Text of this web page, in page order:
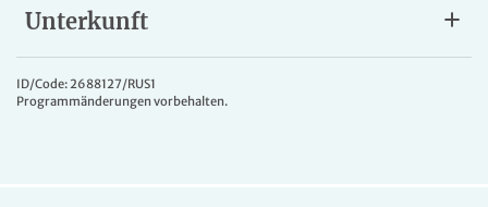
Unterkunft
Gute Mittelklassehotels
Sie wohnen in Spanien ausschließlich in landestypischen
Hotels der 3*sup. bzw. 4*Kategorie. Alle Zimmer sind mit
ID/Code: 2688127/RUS1
Programmänderungen vorbehalten.